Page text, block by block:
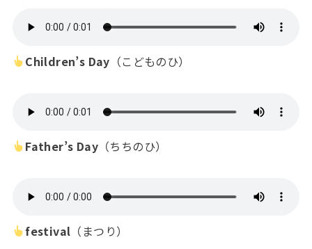
Children’s Day （こどものひ）
Father’s Day（ちちのひ）
festival （まつり）